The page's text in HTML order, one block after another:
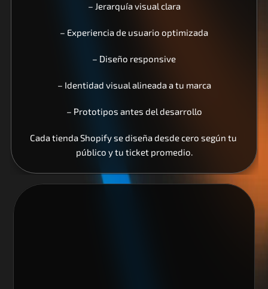
– Jerarquía visual clara
– Experiencia de usuario optimizada
– Diseño responsive
– Identidad visual alineada a tu marca
– Prototipos antes del desarrollo
Cada tienda Shopify se diseña desde cero según tu
público y tu ticket promedio.